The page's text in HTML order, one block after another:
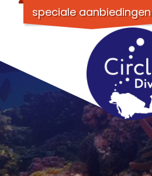
speciale aanbiedingen